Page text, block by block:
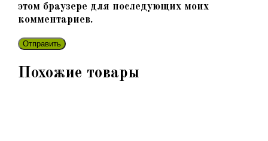
этом браузере для последующих моих
комментариев.
Похожие товары